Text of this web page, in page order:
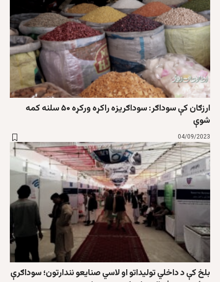
ارزګان کې سوداګر: سوداګریزه راکړه ورکړه ۵۰ سلنه کمه
شوې
04/09/2023
بلخ کې د داخلي توليداتو او لاسي صنايعو نندارتون؛ سوداګرې